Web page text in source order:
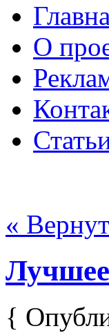
О
«
{